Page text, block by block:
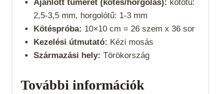
Ajánlott tűméret (kötés/horgolás): kötőtű:
2,5-3,5 mm, horgolótű: 1-3 mm
Kötéspróba: 10×10 cm = 26 szem x 36 sor
Kezelési útmutató: Kézi mosás
Származási hely: Törökország
További információk